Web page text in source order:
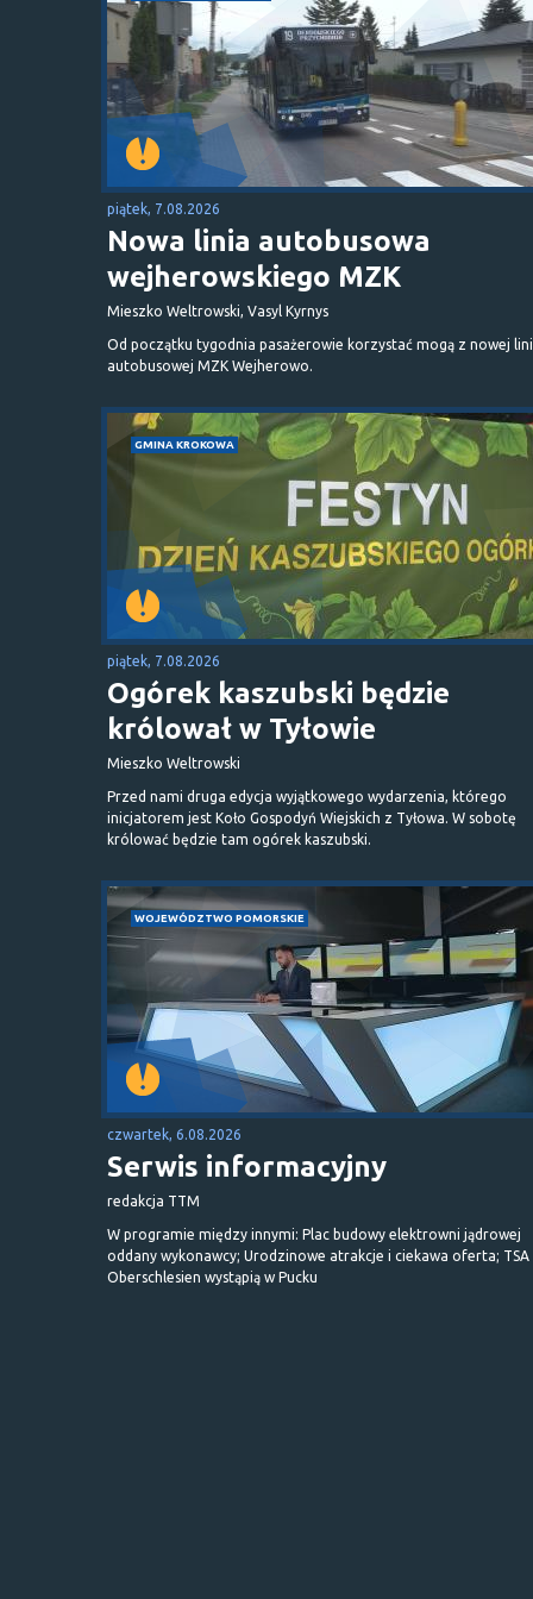
piątek, 7.08.2026
Nowa linia autobusowa
wejherowskiego MZK
Mieszko Weltrowski, Vasyl Kyrnys
Od początku tygodnia pasażerowie korzystać mogą z nowej
autobusowej MZK Wejherowo.
GMINA KROKOWA
piątek, 7.08.2026
Ogórek kaszubski będzie
królował w Tyłowie
Mieszko Weltrowski
Przed nami druga edycja wyjątkowego wydarzenia, którego
inicjatorem jest Koło Gospodyń Wiejskich z Tyłowa. W sobotę
królować będzie tam ogórek kaszubski.
WOJEWÓDZTWO POMORSKIE
czwartek, 6.08.2026
Serwis informacyjny
redakcja TTM
W programie między innymi: Plac budowy elektrowni jądrowej
oddany wykonawcy; Urodzinowe atrakcje i ciekawa oferta; TSA
Oberschlesien wystąpią w Pucku